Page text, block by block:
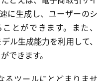
に生成し、ユーザーのシ
とができます。また、
ル生成能力を利用して、
できます。
るツールにとどまりませ